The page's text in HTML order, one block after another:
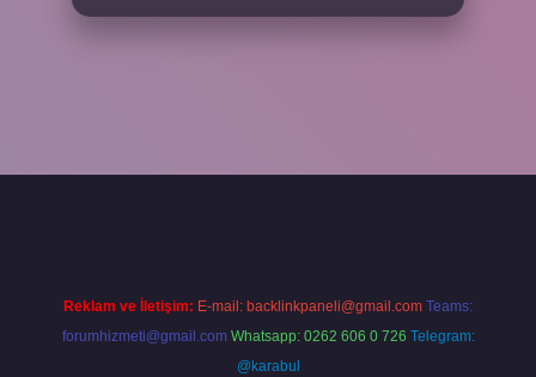
Reklam ve İletişim: E-mail: backlinkpaneli@gmail.com Teams:
forumhizmeti@gmail.com Whatsapp: 0262 606 0 726 Telegram:
@karabul